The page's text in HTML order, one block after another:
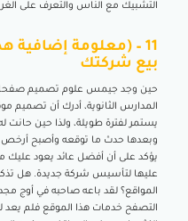
التشبيك مع الناس والتعرف على
11 – (معلومة
بيع شركتك
حين وجد جيمس علوم تصميم صفحات
يستمر لفترة طويلة، ولذا حين حانت
وبعدها حدث ما توقعه وأصبح
يؤكد على أن أفضل عائد يعود عليك
عليها لتأسيس شركة جديدة. هل
المواقع؟ لقد باعه صاحبه في أوج
التصفح خدمات هذا الموقع فلم